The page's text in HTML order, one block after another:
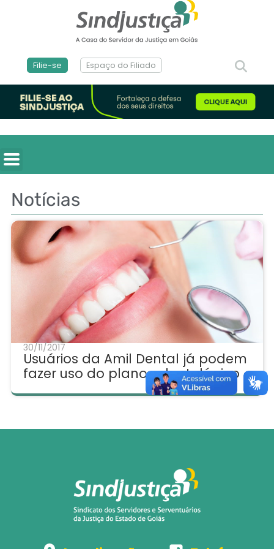
Filie-se Espaço do Filiado
Notícias
30/11/2017
Usuários da Amil Dental já podem
fazer uso do plano odontológico